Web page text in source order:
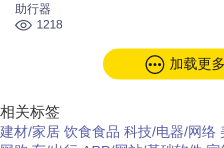
助行器
1218
加载更
相关标签
建材/家居 饮食食品 科技/电器/网络